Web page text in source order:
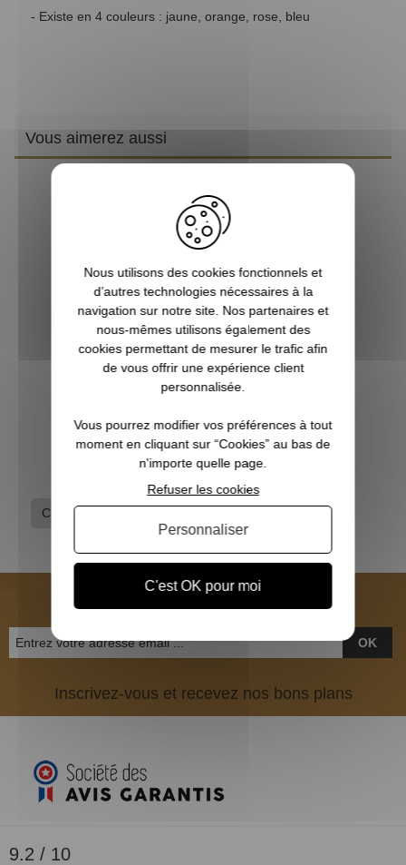
- Existe en 4 couleurs : jaune, orange, rose, bleu
Vous aimerez aussi
Collier TPU réfléchissant orange fluo
6,90 €
Chiens
NEWSLETTER
OK
Inscrivez-vous et recevez nos bons plans
9.2 / 10
Nous utilisons des cookies fonctionnels et
d’autres technologies nécessaires à la
navigation sur notre site. Nos partenaires et
nous-mêmes utilisons également des
cookies permettant de mesurer le trafic afin
de vous offrir une expérience client
personnalisée.
Vous pourrez modifier vos préférences à tout
moment en cliquant sur “Cookies” au bas de
n'importe quelle page.
C'est OK pour moi
Refuser les cookies
Personnaliser